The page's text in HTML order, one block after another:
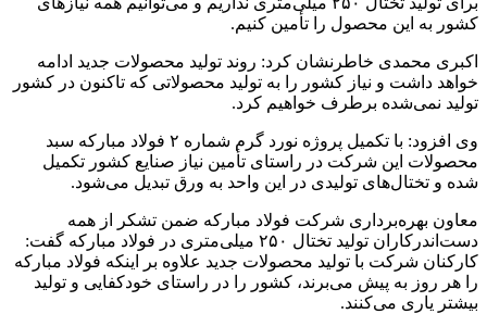
کشور به این محصول را تأمین کنیم.
اکبری محمدی خاطرنشان کرد: روند تولید محصولات جدید ادامه
خواهد داشت و نیاز کشور را به تولید محصولاتی که تاکنون در کشور
تولید نمی‌شده برطرف خواهیم کرد.
وی افزود: با تکمیل پروژه نورد گرم شماره ۲ فولاد مبارکه سبد
محصولات این شرکت در راستای تأمین نیاز صنایع کشور تکمیل
شده و تختال‌های تولیدی در این واحد به ورق تبدیل می‌شود.
معاون بهره‌برداری شرکت فولاد مبارکه ضمن تشکر از همه
دست‌اندرکاران تولید تختال ۲۵۰ میلی‌متری در فولاد مبارکه گفت:
کارکنان شرکت با تولید محصولات جدید علاوه بر اینکه فولاد مبارکه
را هر روز به پیش می‌برند، کشور را در راستای خودکفایی و تولید
بیشتر یاری می‌کنند.